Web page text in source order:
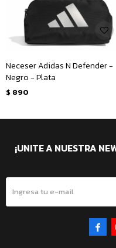
Neceser Adidas N Defender -
Negro - Plata
$ 890
¡UNITE A NUESTRA
